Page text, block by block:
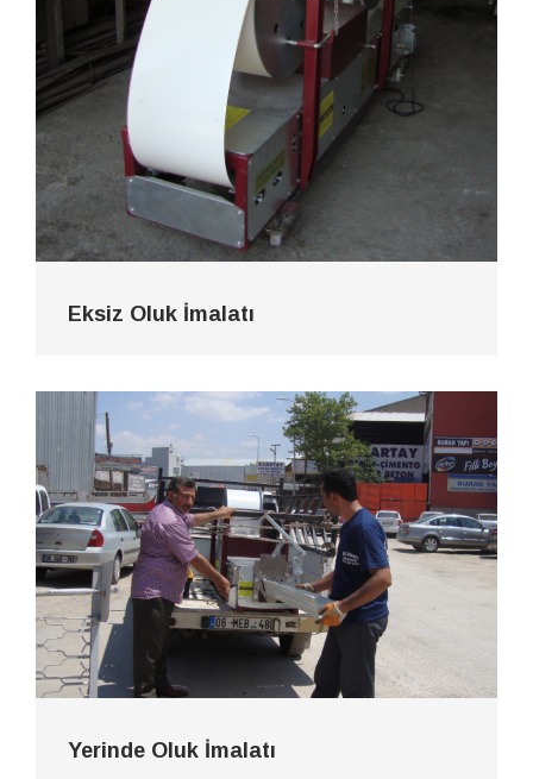
Eksiz Oluk İmalatı
Yerinde Oluk İmalatı